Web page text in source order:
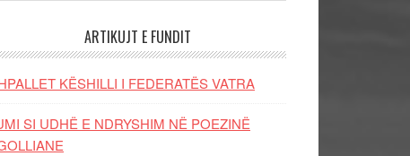
ARTIKUJT E FUNDIT
KËSHILLI I FEDERATËS VATRA
SI UDHË E NDRYSHIM NË POEZINË